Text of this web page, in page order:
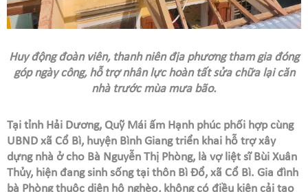
Huy động đoàn viên, thanh niên địa phương tham gia đóng
góp ngày công, hỗ trợ nhân lực hoàn tất sửa chữa lại căn
nhà trước mùa mưa bão.
Tại tỉnh Hải Dương, Quỹ Mái ấm Hạnh phúc phối hợp cùng
UBND xã Cổ Bì, huyện Bình Giang triển khai hỗ trợ xây
dựng nhà ở cho Bà Nguyễn Thị Phòng, là vợ liệt sĩ Bùi Xuân
Thủy, hiện đang sinh sống tại thôn Bì Đổ, xã Cổ Bì. Gia đình
bà Phòng thuộc diện hộ nghèo, không có điều kiện cải tạo